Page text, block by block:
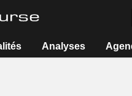
Analyses